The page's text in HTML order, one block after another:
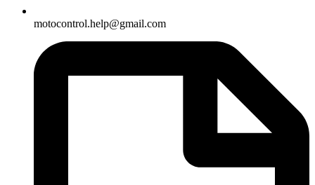
motocontrol.help@gmail.com